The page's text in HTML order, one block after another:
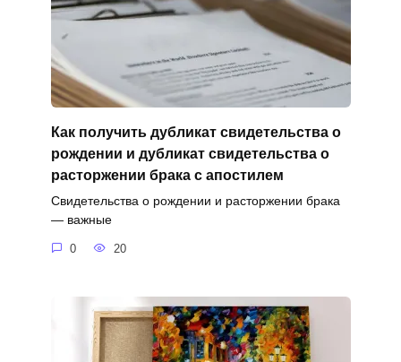
Как получить дубликат свидетельства о
рождении и дубликат свидетельства о
расторжении брака с апостилем
Свидетельства о рождении и расторжении брака
— важные
0 20